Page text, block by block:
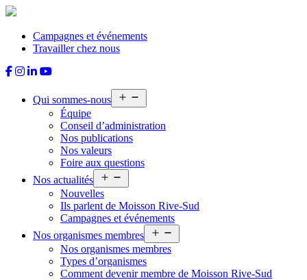
Aller
contenuCampagnes et événements
Travailler chez nous
Qui sommes-nous
le
Équipe
Conseil d’administration
Nos publications
Nos valeurs
Foire aux questions
Nos actualités
le
Nouvelles
Ils parlent de Moisson Rive-Sud
Campagnes et événements
Nos organismes membres
le
Nos organismes membres
Types d’organismes
Comment devenir membre de Moisson Rive-Sud